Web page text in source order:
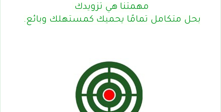
مهمتنا هي تزويدك
بحل متكامل تمامًا يحميك كمستهلك وبائع.